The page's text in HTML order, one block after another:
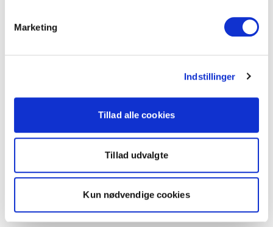
Marketing
Indstillinger
Tillad alle cookies
Tillad udvalgte
Kun nødvendige cookies